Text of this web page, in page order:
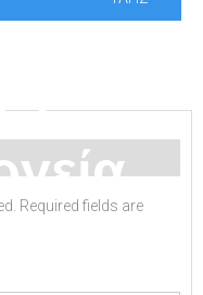
1
Required fields are